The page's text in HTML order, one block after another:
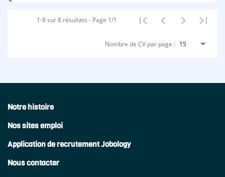
Nombre de CV par page : 15
1-8 sur 8 résultats - Page 1/1
Notre histoire
Nos sites emploi
Application de recrutement Jobology
Nous contacter